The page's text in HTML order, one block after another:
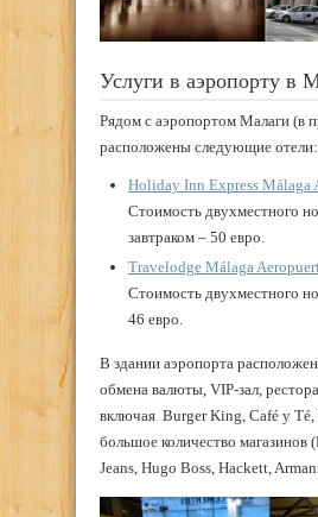
Услуги в аэропорту в
Рядом с аэропортом Малаги (в
расположены следующие отели:
Holiday Inn Express Málaga
Стоимость двухместного
завтраком – 50 евро.
Travelodge Málaga
Стоимость двухместного
46 евро.
В здании аэропорта
обмена валюты, VIP-зал,
включая Burger King, Café y Té,
большое количество магазинов
Jeans, Hugo Boss, Hackett,